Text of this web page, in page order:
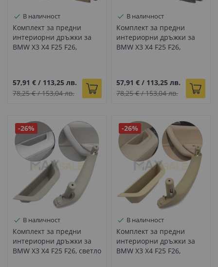
В наличност
Комплект за предни
интериорни дръжки за
BMW X3 X4 F25 F26,
57,91 € / 113,25 лв.
78,25 €/153,04 лв.
В наличност
Комплект за предни
интериорни дръжки за
BMW X3 X4 F25 F26,
57,91 € / 113,25 лв.
78,25 €/153,04 лв.
-26%
В наличност
Комплект за предни
интериорни дръжки за
BMW X3 X4 F25 F26, светло
-26%
В наличност
Комплект за предни
интериорни дръжки за
BMW X3 X4 F25 F26,